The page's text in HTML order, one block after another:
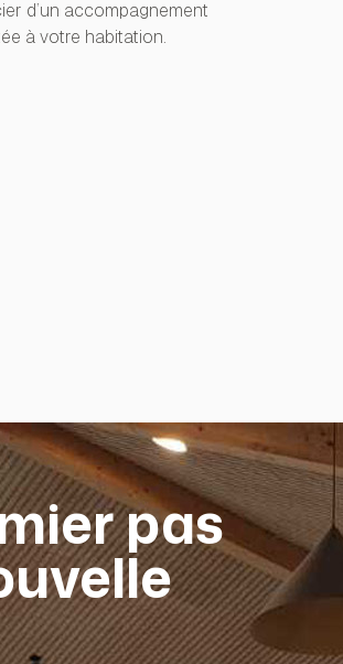
d’un accompagnement
à votre habitation.
pas